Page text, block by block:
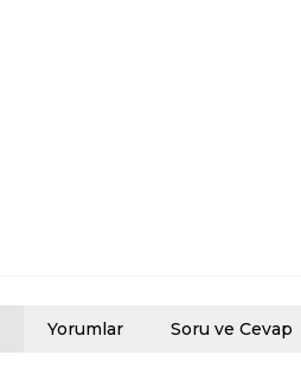
Yorumlar Soru ve Cevap